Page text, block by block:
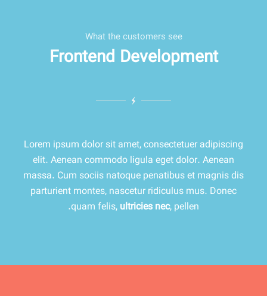
What the customers see
Frontend Development
Lorem ipsum dolor sit amet, consectetuer adipiscing
elit. Aenean commodo ligula eget dolor. Aenean
massa. Cum sociis natoque penatibus et magnis dis
parturient montes, nascetur ridiculus mus. Donec
quam felis, ultricies nec, pellen.